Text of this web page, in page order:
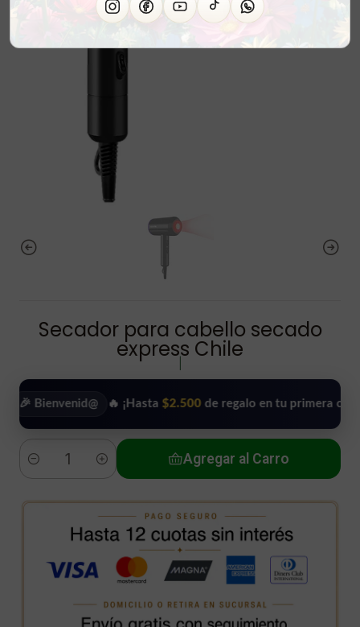
Secador para cabello secado
express Chile
🔥 ¡Hasta$2.500de regalo en tu primera compra!
Cantidad
Agregar al Carro